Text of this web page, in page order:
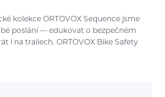
kolekce ORTOVOX Sequence jsme
poslání — edukovat o bezpečném
i na trailech. ORTOVOX Bike Safety